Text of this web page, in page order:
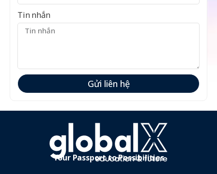
Tin nhắn
Gửi liên hệ
Your Passport to Possibilities